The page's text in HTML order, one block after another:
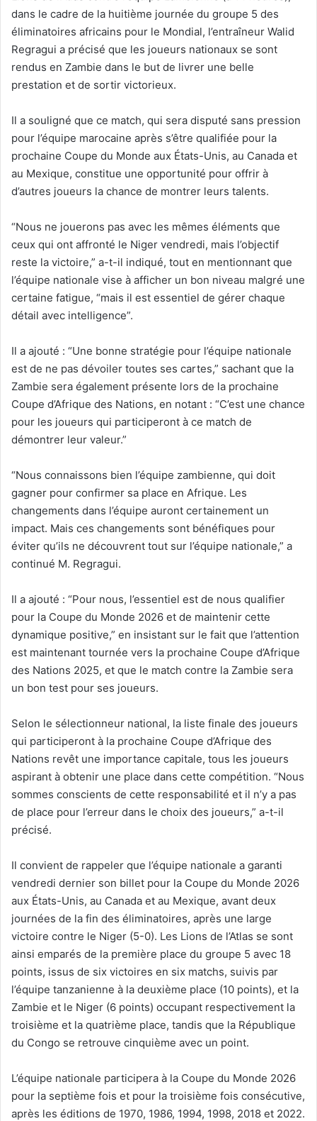
dans le cadre de la huitième journée du groupe 5 des
éliminatoires africains pour le Mondial, l’entraîneur Walid
Regragui a précisé que les joueurs nationaux se sont
rendus en Zambie dans le but de livrer une belle
prestation et de sortir victorieux.
Il a souligné que ce match, qui sera disputé sans pression
pour l’équipe marocaine après s’être qualifiée pour la
prochaine Coupe du Monde aux États-Unis, au Canada et
au Mexique, constitue une opportunité pour offrir à
d’autres joueurs la chance de montrer leurs talents.
“Nous ne jouerons pas avec les mêmes éléments que
ceux qui ont affronté le Niger vendredi, mais l’objectif
reste la victoire,” a-t-il indiqué, tout en mentionnant que
l’équipe nationale vise à afficher un bon niveau malgré une
certaine fatigue, “mais il est essentiel de gérer chaque
détail avec intelligence”.
Il a ajouté : “Une bonne stratégie pour l’équipe nationale
est de ne pas dévoiler toutes ses cartes,” sachant que la
Zambie sera également présente lors de la prochaine
Coupe d’Afrique des Nations, en notant : “C’est une chance
pour les joueurs qui participeront à ce match de
démontrer leur valeur.”
“Nous connaissons bien l’équipe zambienne, qui doit
gagner pour confirmer sa place en Afrique. Les
changements dans l’équipe auront certainement un
impact. Mais ces changements sont bénéfiques pour
éviter qu’ils ne découvrent tout sur l’équipe nationale,” a
continué M. Regragui.
Il a ajouté : “Pour nous, l’essentiel est de nous qualifier
pour la Coupe du Monde 2026 et de maintenir cette
dynamique positive,” en insistant sur le fait que l’attention
est maintenant tournée vers la prochaine Coupe d’Afrique
des Nations 2025, et que le match contre la Zambie sera
un bon test pour ses joueurs.
Selon le sélectionneur national, la liste finale des joueurs
qui participeront à la prochaine Coupe d’Afrique des
Nations revêt une importance capitale, tous les joueurs
aspirant à obtenir une place dans cette compétition. “Nous
sommes conscients de cette responsabilité et il n’y a pas
de place pour l’erreur dans le choix des joueurs,” a-t-il
précisé.
Il convient de rappeler que l’équipe nationale a garanti
vendredi dernier son billet pour la Coupe du Monde 2026
aux États-Unis, au Canada et au Mexique, avant deux
journées de la fin des éliminatoires, après une large
victoire contre le Niger (5-0). Les Lions de l’Atlas se sont
ainsi emparés de la première place du groupe 5 avec 18
points, issus de six victoires en six matchs, suivis par
l’équipe tanzanienne à la deuxième place (10 points), et la
Zambie et le Niger (6 points) occupant respectivement la
troisième et la quatrième place, tandis que la République
du Congo se retrouve cinquième avec un point.
L’équipe nationale participera à la Coupe du Monde 2026
pour la septième fois et pour la troisième fois consécutive,
après les éditions de 1970, 1986, 1994, 1998, 2018 et 2022.